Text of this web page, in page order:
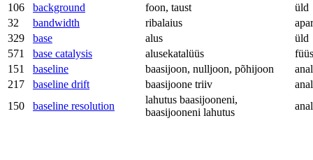
106
background foon, taust
üld
32
bandwidth ribalaius
329
base alus
üld
571
base catalysis alusekatalüüs
151
baseline baasijoon, nulljoon, põhijoon
217
baseline drift baasijoone triiv
150
baseline resolution
lahutus baasijooneni,
baasijooneni lahutus